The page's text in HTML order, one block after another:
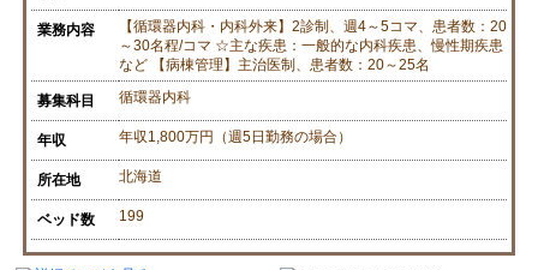
業務内容
【循環器内科・内科外来】2診制、週4～5コマ、患者数：20
～30名程/コマ ☆主な疾患：一般的な内科疾患、慢性期疾患
など 【病棟管理】主治医制、患者数：20～25名
募集科目 循環器内科
年収 年収1,800万円（週5日勤務の場合）
所在地 北海道
ベッド数 199